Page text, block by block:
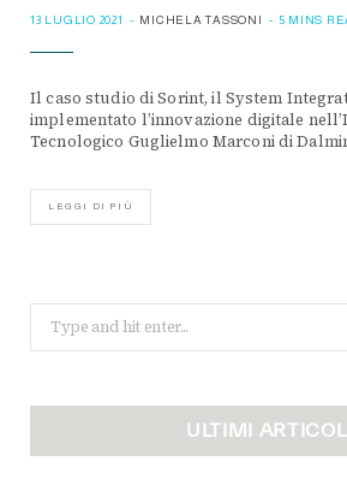
13 LUGLIO 2021 MICHELA TASSONI 5 MINS
Il caso studio di Sorint, il System
implementato l’innovazione digitale
Tecnologico Guglielmo Marconi di
LEGGI DI PIÙ
Search
for:
ULTIMI